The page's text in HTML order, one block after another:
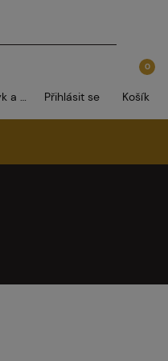
Jazyk a měna Přihlásit se
0
Košík